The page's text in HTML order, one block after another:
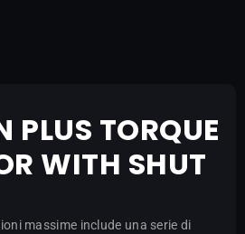
PLUS TORQUE
WITH SHUT
massime include una serie di